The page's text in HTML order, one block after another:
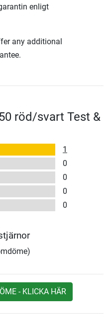
enligt
any additional
röd/svart Test &
1
0
0
0
0
- KLICKA HÄR